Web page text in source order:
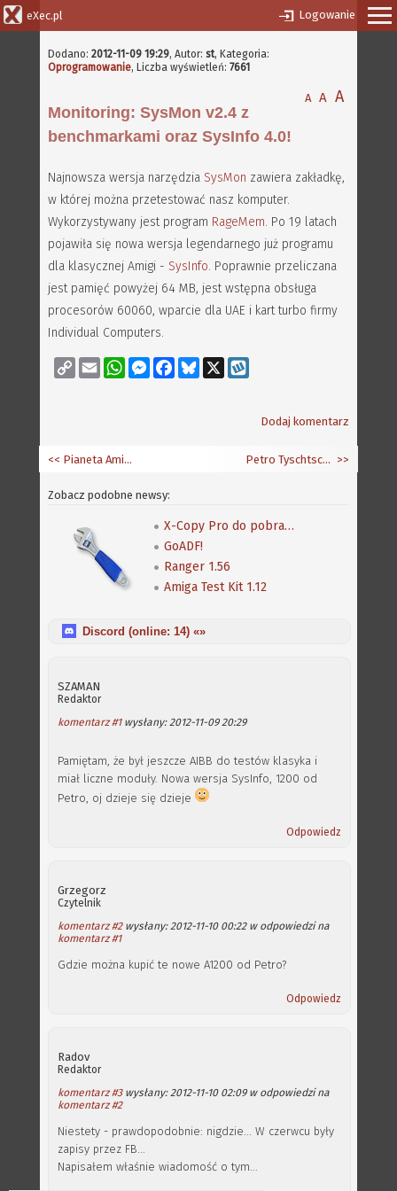
eXec.pl Logowanie
Dodano: 2012-11-09 19:29, Autor: st, Kategoria:
Oprogramowanie, Liczba wyświetleń: 7661
A A A
Monitoring: SysMon v2.4 z
benchmarkami oraz SysInfo 4.0!
Najnowsza wersja narzędzia SysMon zawiera zakładkę,
w której można przetestować nasz komputer.
Wykorzystywany jest program RageMem. Po 19 latach
pojawiła się nowa wersja legendarnego już programu
dla klasycznej Amigi - SysInfo. Poprawnie przeliczana
jest pamięć powyżej 64 MB, jest wstępna obsługa
procesorów 60060, wparcie dla UAE i kart turbo firmy
Individual Computers.
Copy
Link
Email WhatsAppMessenger
FacebookBluesky
Dodaj komentarz
Petro Tyschtschenko rozsyła "nowe" A1200 >>
<< Pianeta Amiga 2012 - promocja ACube
Zobacz podobne newsy:
X-Copy Pro do pobrania także z Amiga Future
GoADF!
Ranger 1.56
Amiga Test Kit 1.12
Discord (online: 14) «»
SZAMAN
Redaktor
komentarz #1wysłany: 2012-11-09 20:29
Pamiętam, że był jeszcze AIBB do testów klasyka i
miał liczne moduły. Nowa wersja SysInfo, 1200 od
Petro, oj dzieje się dzieje
Odpowiedz
Grzegorz
Czytelnik
komentarz #2wysłany: 2012-11-10 00:22 w odpowiedzi na
komentarz #1
Gdzie można kupić te nowe A1200 od Petro?
Odpowiedz
Radov
Redaktor
komentarz #3wysłany: 2012-11-10 02:09 w odpowiedzi na
komentarz #2
Niestety - prawdopodobnie: nigdzie... W czerwcu były
zapisy przez FB...
Napisałem właśnie wiadomość o tym...